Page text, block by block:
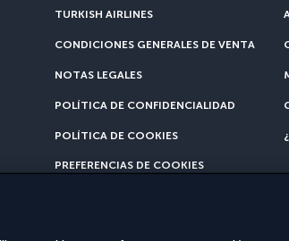
TURKISH AIRLINES
CONDICIONES GENERALES DE VENTA
NOTAS LEGALES
POLÍTICA DE CONFIDENCIALIDAD
POLÍTICA DE COOKIES
PREFERENCIAS DE COOKIES